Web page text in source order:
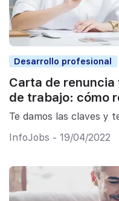
Desarrollo profesional
Carta de
de trabajo: cómo
Te damos las claves y
InfoJobs - 19/04/2022